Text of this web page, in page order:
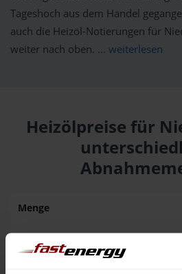
Tageshoch aus dem Handel
auch die Heizöl-Notierungen für
weiter nach oben. ... weiterlesen
Heizölpreise für
Menge
1.000 Liter